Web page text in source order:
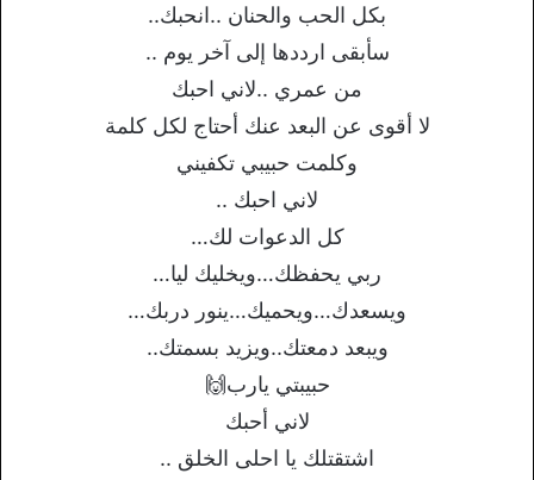
بكل الحب والحنان ..انحبك..
سأبقى ارددها إلى آخر يوم ..
من عمري ..لاني احبك
لا أقوى عن البعد عنك أحتاج لكل كلمة
وكلمت حبيبي تكفيني
لاني احبك ..
كل الدعوات لك…
ربي يحفظك…ويخليك ليا…
ويسعدك…ويحميك…ينور دربك…
ويبعد دمعتك..ويزيد بسمتك..
حبيبتي يارب🙌
لاني أحبك
اشتقتلك يا احلى الخلق ..